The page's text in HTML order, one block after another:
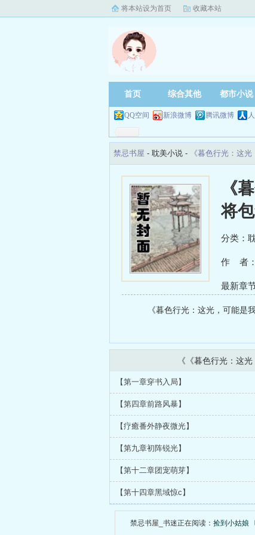
将本站设为首页 收藏本站
首页 综合其他 都市小说
QQ空间 新浪微博 腾讯微博
禁忌书屋 - 耽美小说 - 《暮色行光：这
《
将
分类：
作 者：
最新章
《暮色行光：这光，可能是
《《暮色行光：这
【第一章穿书入局】
【第四章前路风暴】
【疗癒番外静夜微光】
【第九章初阵锐光】
【第十二章团宠萌芽】
【第十四章黑域惊c】
禁忌书屋_书迷正在阅读： 捡到小姑娘